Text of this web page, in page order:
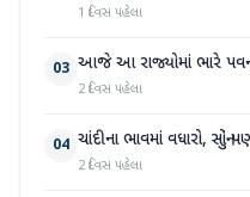
1 દિવસ પહેલા
03 આજે આ રાજ્યોમાં ભારે
2 દિવસ પહેલા
04 ચાંદીના ભાવમાં વધારો, સોનું
2 દિવસ પહેલા